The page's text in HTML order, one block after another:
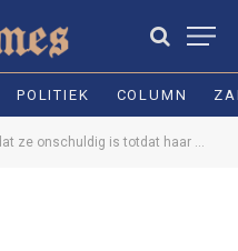
POLITIEK COLUMN
schuld is bewezen door een onafhankelijke rechter